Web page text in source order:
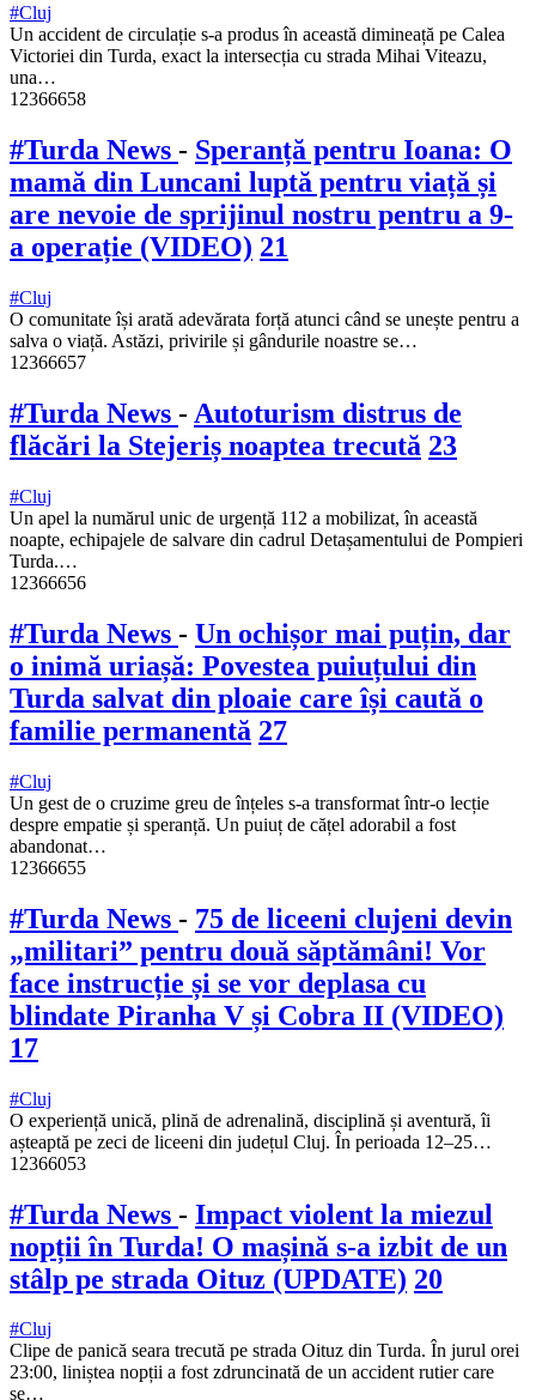
#Cluj
Un accident de circulație s-a produs în această dimineață pe Calea
Victoriei din Turda, exact la intersecția cu strada Mihai Viteazu,
una…
12366658
#Turda News - Speranță pentru Ioana: O
mamă din Luncani luptă pentru viață și
are nevoie de sprijinul nostru pentru a 9-
a operație (VIDEO) 21
#Cluj
O comunitate își arată adevărata forță atunci când se unește pentru a
salva o viață. Astăzi, privirile și gândurile noastre se…
12366657
#Turda News - Autoturism distrus de
flăcări la Stejeriș noaptea trecută 23
#Cluj
Un apel la numărul unic de urgență 112 a mobilizat, în această
noapte, echipajele de salvare din cadrul Detașamentului de Pompieri
Turda.…
12366656
#Turda News - Un ochișor mai puțin, dar
o inimă uriașă: Povestea puiuțului din
Turda salvat din ploaie care își caută o
familie permanentă 27
#Cluj
Un gest de o cruzime greu de înțeles s-a transformat într-o lecție
despre empatie și speranță. Un puiuț de cățel adorabil a fost
abandonat…
12366655
#Turda News - 75 de liceeni clujeni devin
„militari” pentru două săptămâni! Vor
face instrucție și se vor deplasa cu
blindate Piranha V și Cobra II (VIDEO)
17
#Cluj
O experiență unică, plină de adrenalină, disciplină și aventură, îi
așteaptă pe zeci de liceeni din județul Cluj. În perioada 12–25…
12366053
#Turda News - Impact violent la miezul
nopții în Turda! O mașină s-a izbit de un
stâlp pe strada Oituz (UPDATE) 20
#Cluj
Clipe de panică seara trecută pe strada Oituz din Turda. În jurul orei
23:00, liniștea nopții a fost zdruncinată de un accident rutier care
se…